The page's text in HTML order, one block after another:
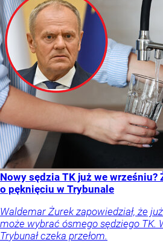
Nowy sędzia TK już we wrześniu?
o pęknięciu w Trybunale
Waldemar Żurek zapowiedział, że
może wybrać ósmego sędziego TK.
Trybunał czeka przełom.